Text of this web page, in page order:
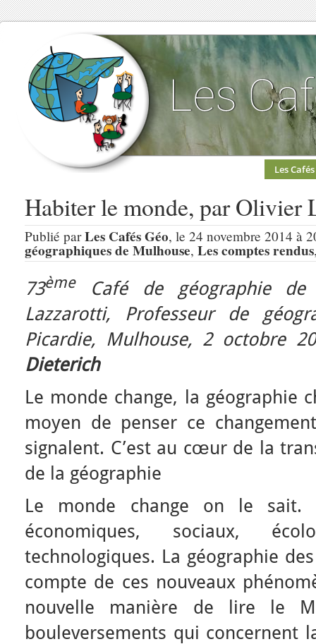
Les Cafés
Habiter le monde, par Olivier
Publié parLes Cafés Géo, le 24 novembre 2014 à
géographiques de Mulhouse, Les comptes rendus
73èmeCafé de géographie
Lazzarotti, Professeur de
Picardie, Mulhouse, 2 octobre
Dieterich
Le monde change, la géographie
moyen de penser ce
signalent. C’est au cœur de la
de la géographie
Le monde change on le sait.
économiques, sociaux,
technologiques. La géographie
compte de ces nouveaux
nouvelle manière de lire le
bouleversements qui concernent